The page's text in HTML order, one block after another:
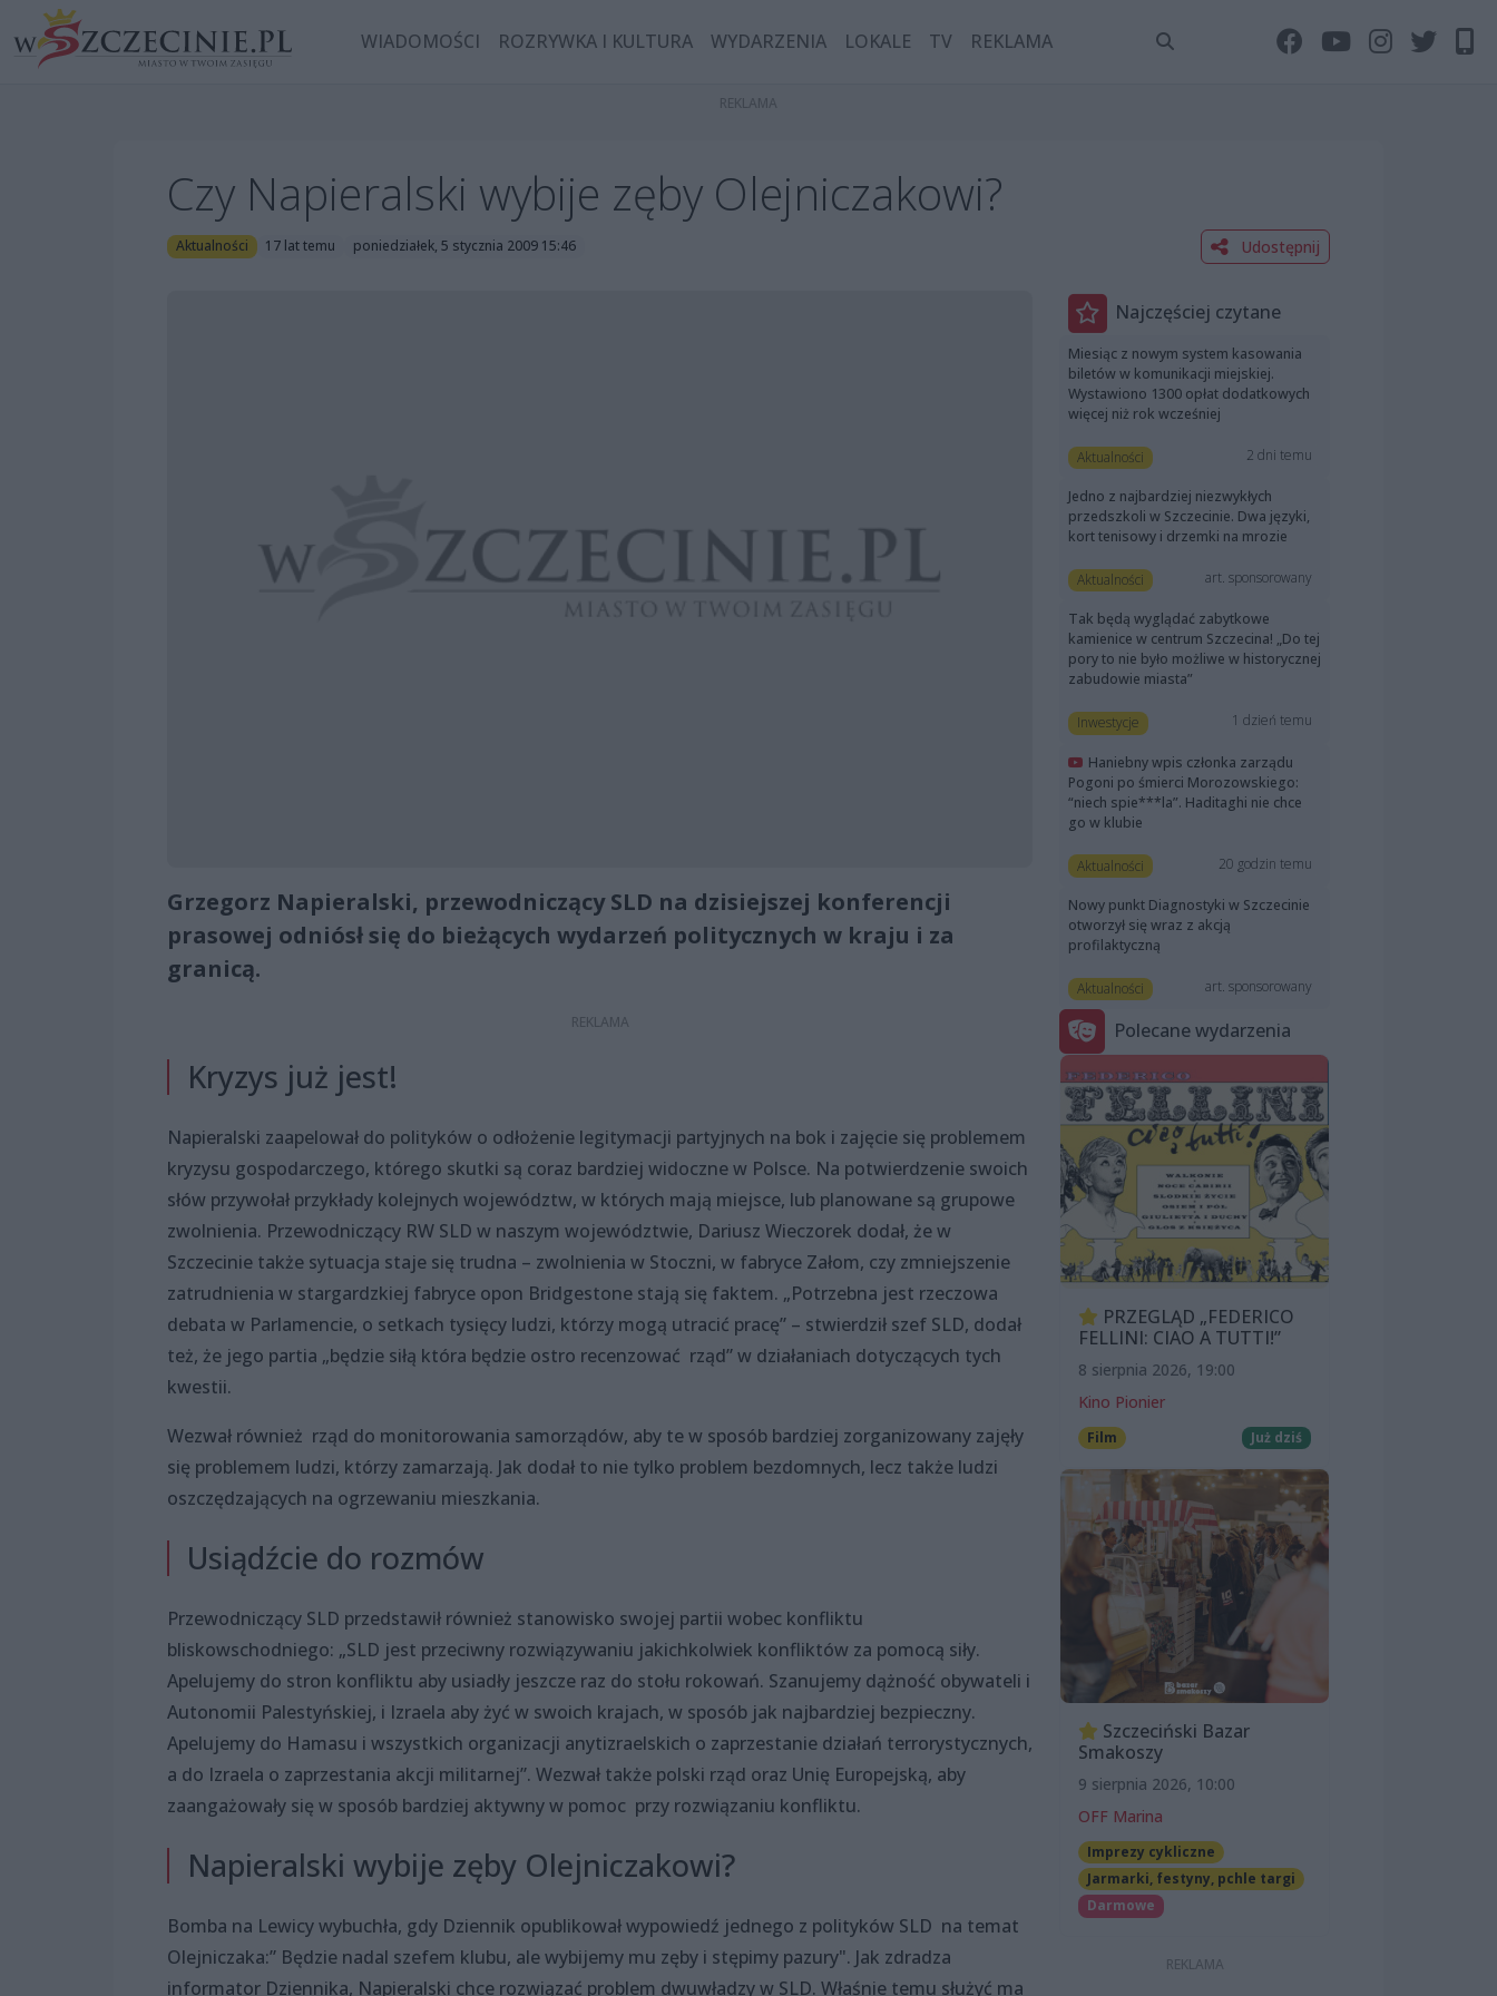
WIADOMOŚCI ROZRYWKA I KULTURA WYDARZENIA LOKALE TV REKLAMA
Czy Napieralski wybije zęby Olejniczakowi?
Aktualności 17 lat temu poniedziałek, 5 stycznia 2009 15:46 Udostępnij
Grzegorz Napieralski, przewodniczący SLD na dzisiejszej konferencji
prasowej odniósł się do bieżących wydarzeń politycznych w kraju i za
granicą.
Kryzys już jest!
Napieralski zaapelował do polityków o odłożenie legitymacji partyjnych na bok i zajęcie się problemem
kryzysu gospodarczego, którego skutki są coraz bardziej widoczne w Polsce. Na potwierdzenie swoich
słów przywołał przykłady kolejnych województw, w których mają miejsce, lub planowane są grupowe
zwolnienia. Przewodniczący RW SLD w naszym województwie, Dariusz Wieczorek dodał, że w
Szczecinie także sytuacja staje się trudna – zwolnienia w Stoczni, w fabryce Załom, czy zmniejszenie
zatrudnienia w stargardzkiej fabryce opon Bridgestone stają się faktem. „Potrzebna jest rzeczowa
debata w Parlamencie, o setkach tysięcy ludzi, którzy mogą utracić pracę” – stwierdził szef SLD, dodał
też, że jego partia „będzie siłą która będzie ostro recenzować rząd” w działaniach dotyczących tych
kwestii.
Wezwał również rząd do monitorowania samorządów, aby te w sposób bardziej zorganizowany zajęły
się problemem ludzi, którzy zamarzają. Jak dodał to nie tylko problem bezdomnych, lecz także ludzi
oszczędzających na ogrzewaniu mieszkania.
Usiądźcie do rozmów
Przewodniczący SLD przedstawił również stanowisko swojej partii wobec konfliktu
bliskowschodniego: „SLD jest przeciwny rozwiązywaniu jakichkolwiek konfliktów za pomocą siły.
Apelujemy do stron konfliktu aby usiadły jeszcze raz do stołu rokowań. Szanujemy dążność obywateli i
Autonomii Palestyńskiej, i Izraela aby żyć w swoich krajach, w sposób jak najbardziej bezpieczny.
Apelujemy do Hamasu i wszystkich organizacji anytizraelskich o zaprzestanie działań terrorystycznych,
a do Izraela o zaprzestania akcji militarnej”. Wezwał także polski rząd oraz Unię Europejską, aby
zaangażowały się w sposób bardziej aktywny w pomoc przy rozwiązaniu konfliktu.
Napieralski wybije zęby Olejniczakowi?
Bomba na Lewicy wybuchła, gdy Dziennik opublikował wypowiedź jednego z polityków SLD na temat
Olejniczaka:” Będzie nadal szefem klubu, ale wybijemy mu zęby i stępimy pazury". Jak zdradza
informator Dziennika, Napieralski chce rozwiązać problem dwuwładzy w SLD. Właśnie temu służyć ma
Najczęściej czytane
Miesiąc z nowym system kasowania
biletów w komunikacji miejskiej.
Wystawiono 1300 opłat dodatkowych
więcej niż rok wcześniej
Aktualności 2 dni temu
Jedno z najbardziej niezwykłych
przedszkoli w Szczecinie. Dwa języki,
kort tenisowy i drzemki na mrozie
Aktualności art. sponsorowany
Tak będą wyglądać zabytkowe
kamienice w centrum Szczecina! „Do tej
pory to nie było możliwe w historycznej
zabudowie miasta”
Inwestycje 1 dzień temu
Haniebny wpis członka zarządu
Pogoni po śmierci Morozowskiego:
“niech spie***la”. Haditaghi nie chce
go w klubie
Aktualności 20 godzin temu
Nowy punkt Diagnostyki w Szczecinie
otworzył się wraz z akcją
profilaktyczną
Aktualności art. sponsorowany
Polecane wydarzenia
PRZEGLĄD „FEDERICO
FELLINI: CIAO A TUTTI!”
8 sierpnia 2026, 19:00
Kino Pionier
Film Już dziś
Szczeciński Bazar
Smakoszy
9 sierpnia 2026, 10:00
OFF Marina
Imprezy cykliczne
Jarmarki, festyny, pchle targi
Darmowe